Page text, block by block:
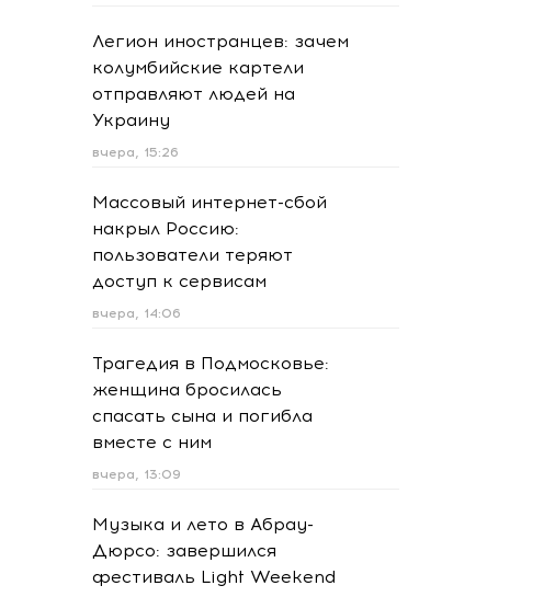
Легион иностранцев: зачем
колумбийские картели
отправляют людей на
Украину
вчера, 15:26
Массовый интернет-сбой
накрыл Россию:
пользователи теряют
доступ к сервисам
вчера, 14:06
Трагедия в Подмосковье:
женщина бросилась
спасать сына и погибла
вместе с ним
вчера, 13:09
Музыка и лето в Абрау-
Дюрсо: завершился
фестиваль Light Weekend